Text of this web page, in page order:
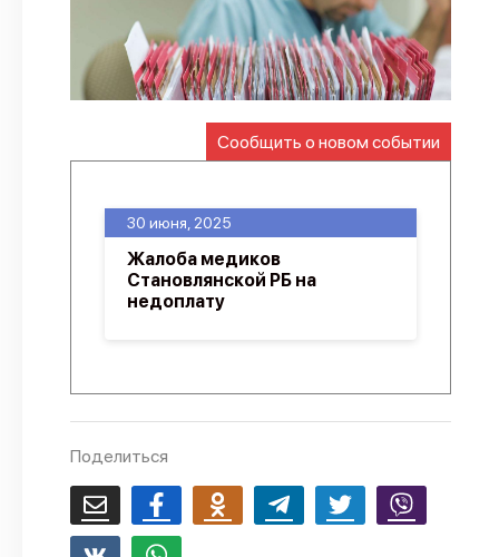
Отчеты
Предложить публикацию
Справочник
API
О проекте
Сообщить о новом событии
30 июня, 2025
Жалоба медиков
Становлянской РБ на
недоплату
Поделиться